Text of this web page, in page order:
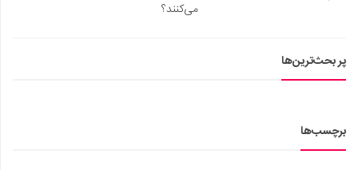
می‌کنند؟
پر بحث‌ترین‌ها
برچسب‌ها